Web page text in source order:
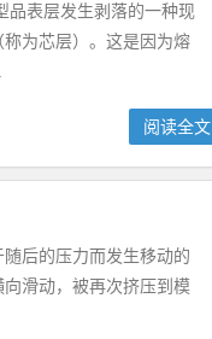
品表层发生剥落的一种现
为芯层）。这是因为熔
阅读全文
后的压力而发生移动的
滑动，被再次挤压到模